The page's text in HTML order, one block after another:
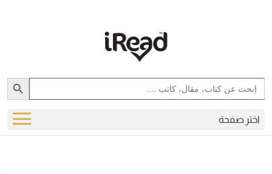
Search
for:
Search Button
اختر صفحة